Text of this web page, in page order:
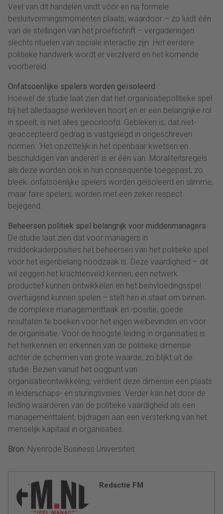
Veel van dit handelen vindt vóór en na formele
besluitvormingsmomenten plaats, waardoor – zo luidt één
van de stellingen van het proefschrift – vergaderingen
slechts rituelen van sociale interactie zijn. Het eerdere
politieke handwerk wordt er verzilverd en het komende
voorbereid.
Onfatsoenlijke spelers worden geïsoleerd
Hoewel de studie laat zien dat het organisatiepolitieke spel
bij het alledaagse werkleven hoort en er een belangrijke rol
in speelt, is niet alles geoorloofd. Gebleken is, dat niet-
geaccepteerd gedrag is vastgelegd in ongeschreven
normen. ‘Het opzettelijk in het openbaar kwetsen en
beschuldigen van anderen’ is er één van. Moraliteitsregels
als deze worden ook in hun consequentie toegepast, zo
bleek: onfatsoenlijke spelers worden geïsoleerd en slimme,
maar faire spelers, worden met een zeker respect
bejegend.
Beheersen politiek spel belangrijk voor middenmanagers
De studie laat zien dat voor managers in
middenkaderposities het beheersen van het politieke spel
voor het eigenbelang noodzaak is. Deze vaardigheid – dit
wil zeggen het krachtenveld kennen, een netwerk
productief kunnen ontwikkelen en het beïnvloedingsspel
overtuigend kunnen spelen – stelt hen in staat om binnen
de complexe managementtaak en -positie, goede
resultaten te boeken voor het eigen welbevinden en voor
de organisatie. Voor de hoogste leiding in organisaties is
het herkennen en erkennen van de politieke dimensie
achter de schermen van grote waarde, zo blijkt uit de
studie. Bezien vanuit het oogpunt van
organisatieontwikkeling, verdient deze dimensie een plaats
in leiderschaps- en sturingsvisies. Verder kan het door de
leiding waarderen van de politieke vaardigheid als een
managementtalent, bijdragen aan een versterking van het
menselijk kapitaal in organisaties.
Bron: Nyenrode Business Universiteit
Redactie FM